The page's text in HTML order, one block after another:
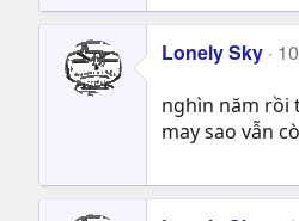
Lonely Sky
nghìn năm rồi
may sao vẫn